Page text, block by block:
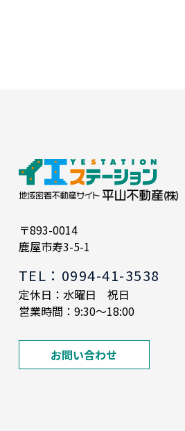
〒893-0014
鹿屋市寿3-5-1
TEL：0994-41-3538
定休日：水曜日 祝日
営業時間：9:30～18:00
お問い合わせ